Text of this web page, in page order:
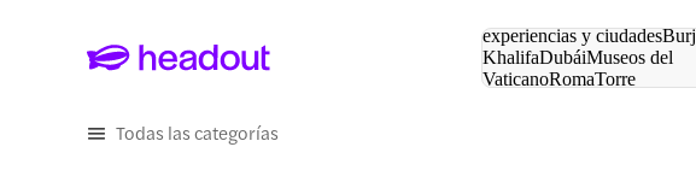
experiencias y ciudadesBurj
KhalifaDubáiMuseos del
VaticanoRomaTorre
Todas las categorías